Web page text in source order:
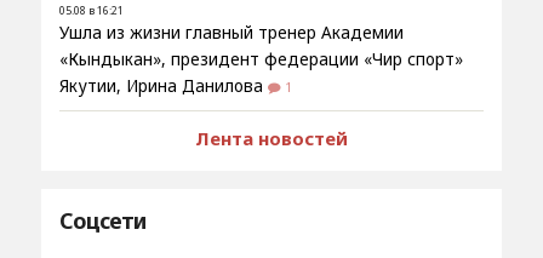
05.08 в 16:21
Ушла из жизни главный тренер Академии
«Кындыкан», президент федерации «Чир спорт»
Якутии, Ирина Данилова
1
Лента новостей
Соцсети